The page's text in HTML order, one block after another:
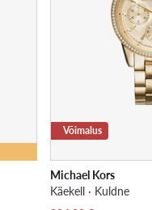
Võimalus
Michael Kors
Käekell · Kuldne